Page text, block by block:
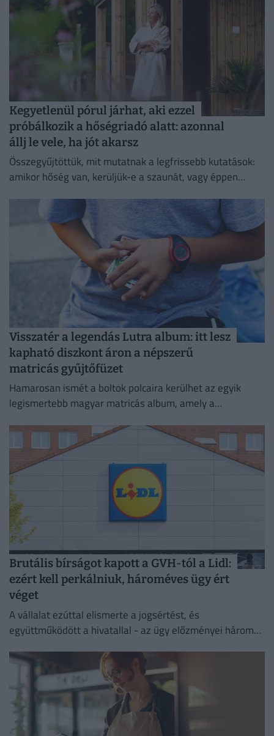
Kegyetlenül pórul járhat, aki ezzel
próbálkozik a hőségriadó alatt: azonnal
állj le vele, ha jót akarsz
Összegyűjtöttük, mit mutatnak a legfrissebb kutatások:
amikor hőség van, kerüljük-e a szaunát, vagy éppen
Visszatér a legendás Lutra album: itt lesz
kapható diszkont áron a népszerű
matricás gyűjtőfüzet
Hamarosan ismét a boltok polcaira kerülhet az egyik
legismertebb magyar matricás album, amely a
felejthetetlen élményeket.
Brutális bírságot kapott a GVH-tól a Lidl:
ezért kell perkálniuk, hároméves ügy ért
véget
A vállalat ezúttal elismerte a jogsértést, és
együttműködött a hivatallal - az ügy előzményei három